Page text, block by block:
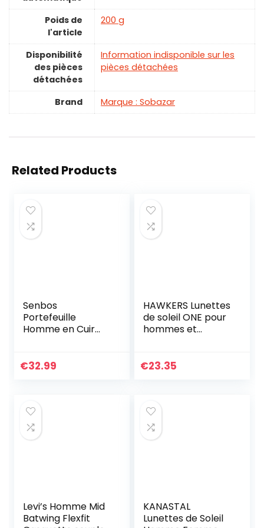
Poids de
l'article
‎200 g
Disponibilité
des pièces
détachées
‎Information indisponible sur les
pièces détachées
Brand Marque : Sobazar
Related Products
Senbos
Portefeuille
Homme en Cuir
Blocage RFID, 18
de Carte d’identité
Amovible, avec
Boîte Cadeau
€32.99
HAWKERS Lunettes
de soleil ONE pour
hommes et
€23.35
Levi’s Homme Mid
Batwing Flexfit
KANASTAL
Lunettes de Soleil